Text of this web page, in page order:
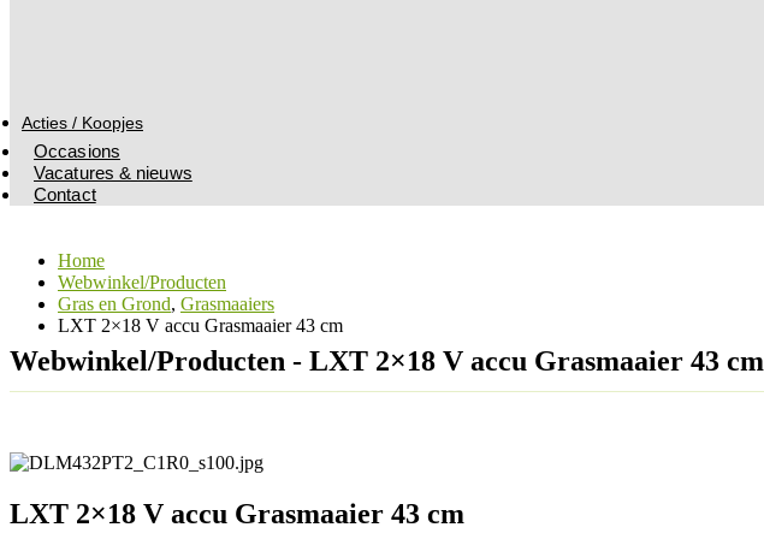
Acties / Koopjes
Occasions
Vacatures & nieuws
Contact
Home
Webwinkel/Producten
Gras en Grond, Grasmaaiers
LXT 2×18 V accu Grasmaaier 43 cm
Webwinkel/Producten - LXT 2×18 V accu Grasmaaier 43 cm
LXT 2×18 V accu Grasmaaier 43 cm